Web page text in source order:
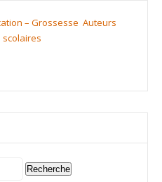
– Grossesse Auteurs
scolaires
Recherche